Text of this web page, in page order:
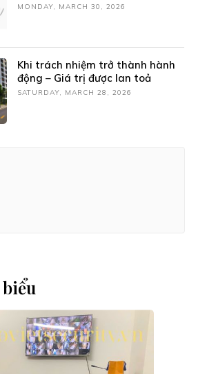
MONDAY, MARCH 30, 2026
Khi trách nhiệm trở thành hành
động – Giá trị được lan toả
SATURDAY, MARCH 28, 2026